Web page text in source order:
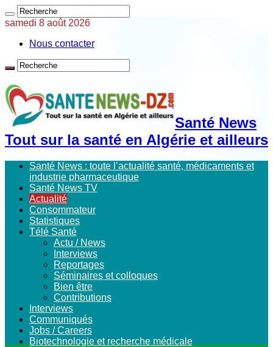
samedi 8 août 2026
Nous contacter
Santé News
Tout sur la santé en Algérie et ailleurs
Santé News : toute l’actualité santé, médicaments et
industrie pharmaceutique
Santé News TV
Actualité
Consommateur
Statistiques
Télé Santé
Actu / News
Interviews
Reportages
Séminaires et colloques
Bien être
Contributions
Interviews
Communiqués
Jobs / Careers
Biotechnologie et recherche médicale